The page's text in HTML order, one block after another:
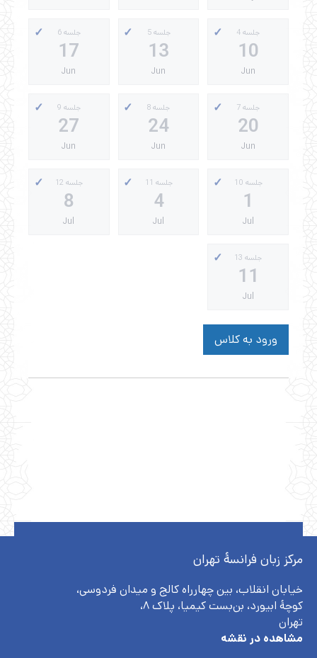
جلسه 4
10
Jun
جلسه 5
13
Jun
جلسه 6
17
Jun
جلسه 7
20
Jun
جلسه 8
24
Jun
جلسه 9
27
Jun
جلسه 10
1
Jul
جلسه 11
4
Jul
جلسه 12
8
Jul
جلسه 13
11
Jul
ورود به کلاس
مرکز زبان فرانسۀ تهران
خیابان انقلاب، بین چهارراه کالج و میدان فردوسی،
کوچهٔ ابیورد، بن‌بست کیمیا، پلاک ۸،
تهران
مشاهده در نقشه